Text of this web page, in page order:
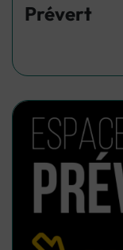
Prévert